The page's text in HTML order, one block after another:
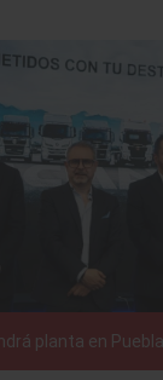
planta en